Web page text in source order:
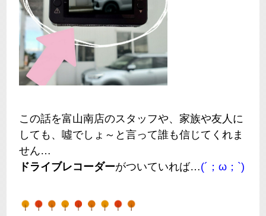
この話を富山南店のスタッフや、家族や友人に
しても、噓でしょ～と言って誰も信じてくれま
せん…
ドライブレコーダーがついていれば…(´；ω；`)